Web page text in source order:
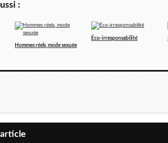
:
Hommes réels, mode sexuée
Éco-irresponsabilité